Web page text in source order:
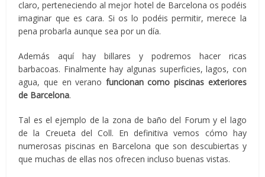
claro, perteneciendo al mejor hotel de Barcelona os podéis
imaginar que es cara. Si os lo podéis permitir, merece la
pena probarla aunque sea por un día.
Además aquí hay billares y podremos hacer ricas
barbacoas. Finalmente hay algunas superficies, lagos, con
agua, que en verano funcionan como piscinas exteriores
de Barcelona.
Tal es el ejemplo de la zona de baño del Forum y el lago
de la Creueta del Coll. En definitiva vemos cómo hay
numerosas piscinas en Barcelona que son descubiertas y
que muchas de ellas nos ofrecen incluso buenas vistas.